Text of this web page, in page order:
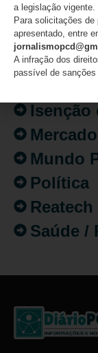
Fatos
Isenção
Mundo
Política
Reatech
Saúde /
a legislação vigente.
Para solicitações
apresentado, entre
A infração dos
passível de